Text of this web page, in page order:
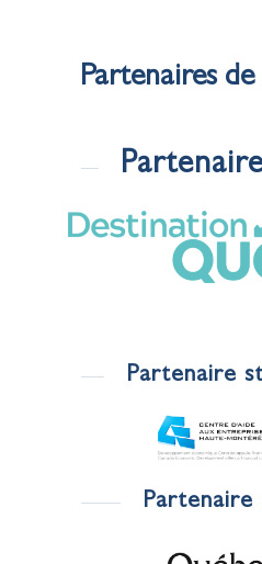
Partenaires
Partenaire
Partenaire